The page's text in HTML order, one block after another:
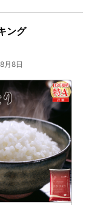
高糖度のあま
はトマトがすく
込めて育てるト
ひお楽しみくだ
量 奈井江町か
登場】
ング
月8日